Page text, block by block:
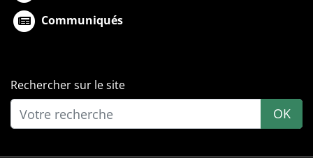
Communiqués
Rechercher sur le site
OK